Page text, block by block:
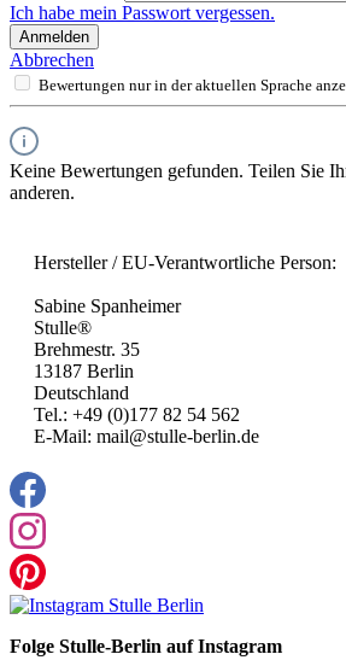
Ich habe mein Passwort vergessen.
Anmelden
Abbrechen
Bewertungen nur in der aktuellen Sprache
Keine Bewertungen gefunden. Teilen Sie
anderen.
Hersteller / EU-Verantwortliche Person:
Sabine Spanheimer
Stulle®
Brehmestr. 35
13187 Berlin
Deutschland
Tel.: +49 (0)177 82 54 562
E-Mail: mail@stulle-berlin.de
Folge Stulle-Berlin auf Instagram